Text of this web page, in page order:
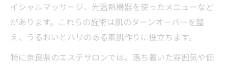
イシャルマッサージ、光温熱機器を使ったメニューなど
があります。これらの施術は肌のターンオーバーを整
え、うるおいとハリのある素肌作りに役立ちます。
特に奈良県のエステサロンでは、落ち着いた雰囲気や個